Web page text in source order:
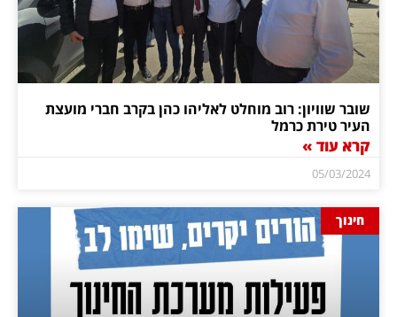
שובר שוויון: רוב מוחלט לאליהו כהן בקרב חברי מועצת
העיר טירת כרמל
קרא עוד »
05/03/2024
חינוך